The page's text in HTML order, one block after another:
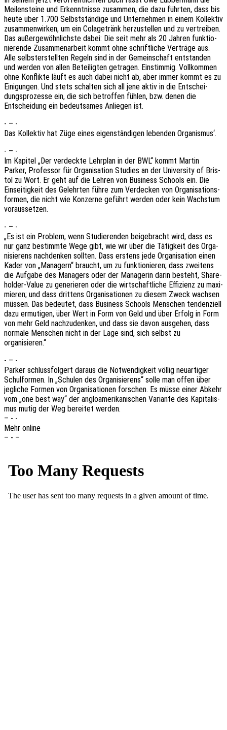
Meilen­stei­ne und Erkennt­nis­se zusam­men, die dazu führ­ten, dass bis
heute über 1.700 Selbst­stän­di­ge und Unter­neh­men in einem Kollek­tiv
zusam­men­wir­ken, um ein Cola­ge­tränk herzu­stel­len und zu vertrei­ben.
Das außer­ge­wöhn­lichs­te dabei: Die seit mehr als 20 Jahren funk­tio­
nie­ren­de Zusam­men­ar­beit kommt ohne schrift­li­che Verträ­ge aus.
Alle selbst­er­stell­ten Regeln sind in der Gemein­schaft entstan­den
und werden von allen Betei­lig­ten getra­gen. Einstim­mig. Voll­kom­men
ohne Konflik­te läuft es auch dabei nicht ab, aber immer kommt es zu
Eini­gun­gen. Und stets schal­ten sich all jene aktiv in die Entschei­
dungs­pro­zes­se ein, die sich betrof­fen fühlen, bzw. denen die
Entschei­dung ein bedeut­sa­mes Anlie­gen ist.
- – -
Das Kollek­tiv hat Züge eines eigen­stän­di­gen leben­den Organismus‘.
- – -
Im Kapi­tel „Der verdeck­te Lehr­plan in der BWL“ kommt Martin
Parker, Profes­sor für Orga­ni­sa­ti­on Studies an der Univer­si­ty of Bris­
tol zu Wort. Er geht auf die Lehren von Busi­ness Schools ein. Die
Einsei­tig­keit des Gelehr­ten führe zum Verde­cken von Orga­ni­sa­ti­ons­
for­men, die nicht wie Konzer­ne geführt werden oder kein Wachs­tum
voraussetzen.
- – -
„Es ist ein Problem, wenn Studie­ren­den beigebracht wird, dass es
nur ganz bestimm­te Wege gibt, wie wir über die Tätig­keit des Orga­
ni­sie­rens nach­den­ken soll­ten. Dass erstens jede Orga­ni­sa­ti­on einen
Kader von „Mana­gern“ braucht, um zu funk­tio­nie­ren; dass zwei­tens
die Aufga­be des Mana­gers oder der Mana­ge­rin darin besteht, Share­
hol­der-Value zu gene­rie­ren oder die wirt­schaft­li­che Effi­zi­enz zu maxi­
mie­ren; und dass drit­tens Orga­ni­sa­tio­nen zu diesem Zweck wach­sen
müssen. Das bedeu­tet, dass Busi­ness Schools Menschen tenden­zi­ell
dazu ermu­ti­gen, über Wert in Form von Geld und über Erfolg in Form
von mehr Geld nach­zu­den­ken, und dass sie davon ausge­hen, dass
norma­le Menschen nicht in der Lage sind, sich selbst zu
organisieren.“
- – -
Parker schluss­fol­gert daraus die Notwen­dig­keit völlig neuar­ti­ger
Schul­for­men. In „Schu­len des Orga­ni­sie­rens“ solle man offen über
jegli­che Formen von Orga­ni­sa­tio­nen forschen. Es müsse einer Abkehr
vom „one best way“ der anglo­ame­ri­ka­ni­schen Vari­an­te des Kapi­ta­lis­
mus mutig der Weg berei­tet werden.
– - -
Mehr online
– - –